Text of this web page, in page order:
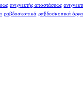
ανιχνευτής αποστάσεως
ραβδοσκοπικά ραβδοσκοπικά